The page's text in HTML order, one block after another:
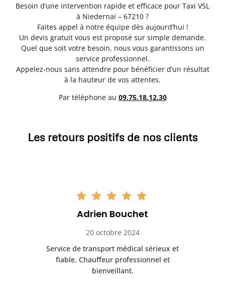
Besoin d’une intervention rapide et efficace pour Taxi VSL
à Niedernai – 67210 ?
Faites appel à notre équipe dès aujourd’hui !
Un devis gratuit vous est proposé sur simple demande.
Quel que soit votre besoin, nous vous garantissons un
service professionnel.
Appelez-nous sans attendre pour bénéficier d’un résultat
à la hauteur de vos attentes.
Par téléphone au 09.75.18.12.30
Les retours positifs de nos clients
Adrien Bouchet
20 octobre 2024
Service de transport médical sérieux et
fiable. Chauffeur professionnel et
bienveillant.